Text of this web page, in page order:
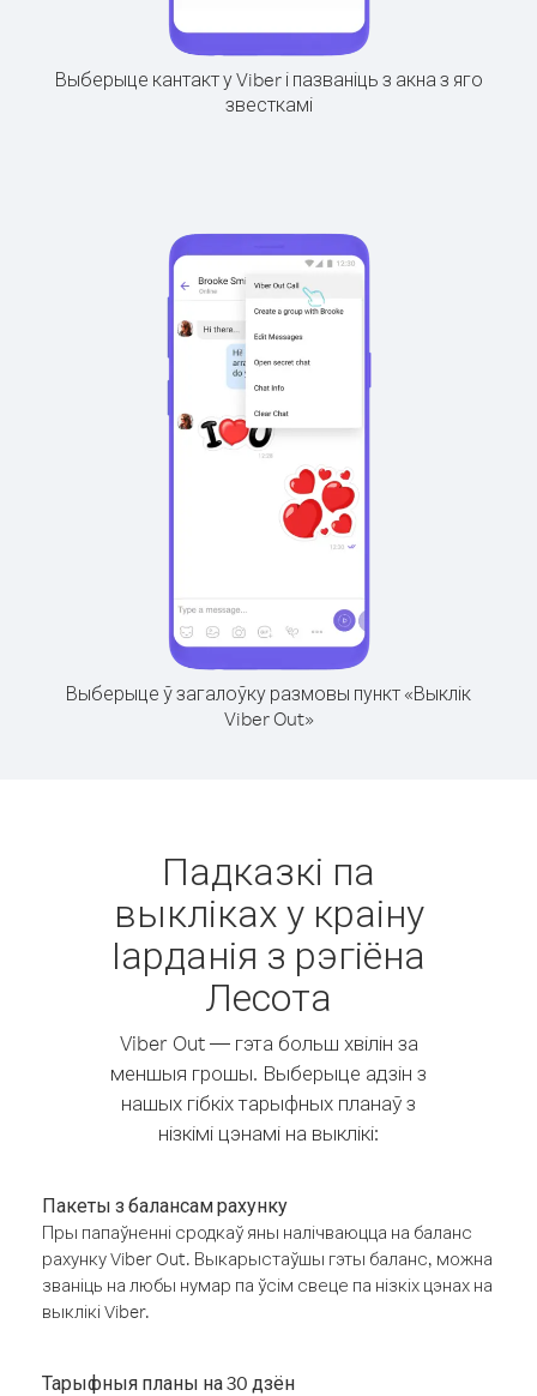
Выберыце кантакт у Viber і пазваніць з акна з яго
звесткамі
Выберыце ў загалоўку размовы пункт «Выклік
Viber Out»
Падказкі па
выкліках у краіну
Іарданія з рэгіёна
Лесота
Viber Out — гэта больш хвілін за
меншыя грошы. Выберыце адзін з
нашых гібкіх тарыфных планаў з
нізкімі цэнамі на выклікі:
Пакеты з балансам рахунку
Пры папаўненні сродкаў яны налічваюцца на баланс
рахунку Viber Out. Выкарыстаўшы гэты баланс, можна
званіць на любы нумар па ўсім свеце па нізкіх цэнах на
выклікі Viber.
Тарыфныя планы на 30 дзён